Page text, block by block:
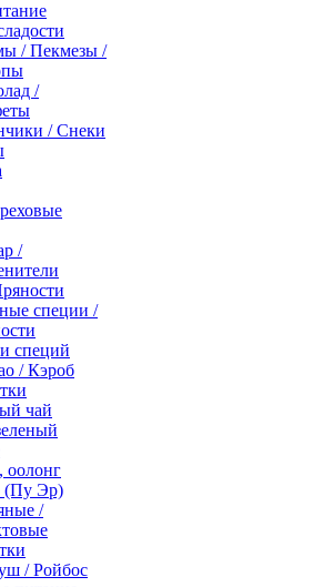
/ Пекмезы /
/
/ Снеки
/
специи /
специй
/ Кэроб
чай
оолонг
(Пу Эр)
/
/ Ройбос